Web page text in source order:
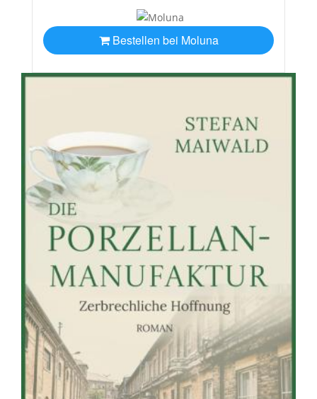
Bestellen bei Moluna